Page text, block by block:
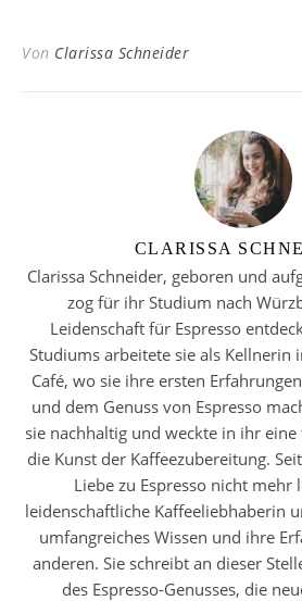
Von Clarissa Schneider
CLARISSA
Clarissa Schneider, geboren und
zog für ihr Studium nach
Leidenschaft für Espresso
Studiums arbeitete sie als Kellnerin
Café, wo sie ihre ersten
und dem Genuss von Espresso
sie nachhaltig und weckte in ihr
die Kunst der Kaffeezubereitung.
Liebe zu Espresso nicht mehr
leidenschaftliche Kaffeeliebhaberin
umfangreiches Wissen und ihre
anderen. Sie schreibt an dieser
des Espresso-Genusses, die